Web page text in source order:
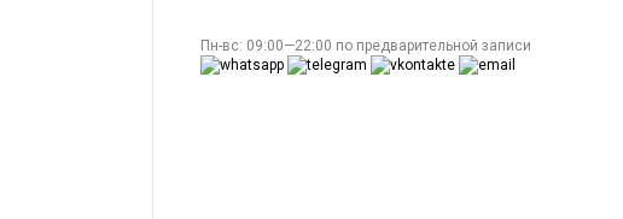
Пн-вс: 09:00—22:00 по предварительной записи